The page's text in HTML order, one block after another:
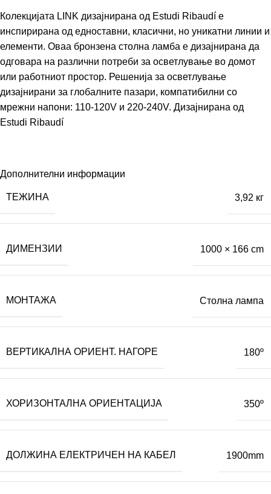
Колекцијата LINK дизајнирана од Estudi Ribaudí е
инспирирана од едноставни, класични, но уникатни линии и
елементи. Оваа бронзена столна ламба е дизајнирана да
одговара на различни потреби за осветлување во домот
или работниот простор. Решенија за осветлување
дизајнирани за глобалните пазари, компатибилни со
мрежни напони: 110-120V и 220-240V. Дизајнирана од
Estudi Ribaudí
Дополнителни информации
ТЕЖИНА 3,92 кг
ДИМЕНЗИИ 1000 × 166 cm
МОНТАЖА Столна лампа
ВЕРТИКАЛНА ОРИЕНТ. НАГОРЕ 180º
ХОРИЗОНТАЛНА ОРИЕНТАЦИЈА 350º
ДОЛЖИНА ЕЛЕКТРИЧЕН НА КАБЕЛ 1900mm